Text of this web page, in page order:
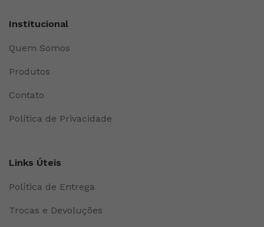
Institucional
Quem Somos
Produtos
Contato
Política de Privacidade
Links Úteis
Política de Entrega
Trocas e Devoluções